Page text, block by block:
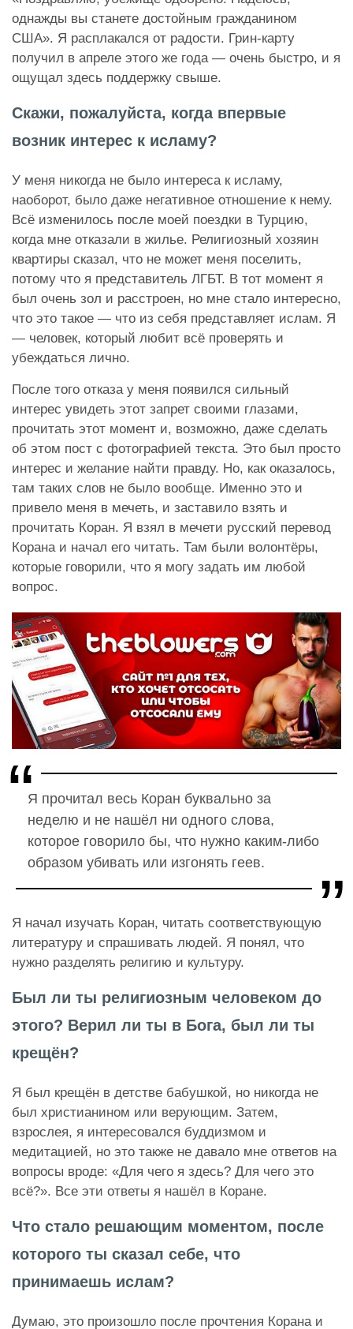
однажды вы станете достойным гражданином
США». Я расплакался от радости. Грин-карту
получил в апреле этого же года — очень быстро, и я
ощущал здесь поддержку свыше.
Скажи, пожалуйста, когда впервые
возник интерес к исламу?
У меня никогда не было интереса к исламу,
наоборот, было даже негативное отношение к нему.
Всё изменилось после моей поездки в Турцию,
когда мне отказали в жилье. Религиозный хозяин
квартиры сказал, что не может меня поселить,
потому что я представитель ЛГБТ. В тот момент я
был очень зол и расстроен, но мне стало интересно,
что это такое — что из себя представляет ислам. Я
— человек, который любит всё проверять и
убеждаться лично.
После того отказа у меня появился сильный
интерес увидеть этот запрет своими глазами,
прочитать этот момент и, возможно, даже сделать
об этом пост с фотографией текста. Это был просто
интерес и желание найти правду. Но, как оказалось,
там таких слов не было вообще. Именно это и
привело меня в мечеть, и заставило взять и
прочитать Коран. Я взял в мечети русский перевод
Корана и начал его читать. Там были волонтёры,
которые говорили, что я могу задать им любой
вопрос.
Я прочитал весь Коран буквально за
неделю и не нашёл ни одного слова,
которое говорило бы, что нужно каким-либо
образом убивать или изгонять геев.
Я начал изучать Коран, читать соответствующую
литературу и спрашивать людей. Я понял, что
нужно разделять религию и культуру.
Был ли ты религиозным человеком до
этого? Верил ли ты в Бога, был ли ты
крещён?
Я был крещён в детстве бабушкой, но никогда не
был христианином или верующим. Затем,
взрослея, я интересовался буддизмом и
медитацией, но это также не давало мне ответов на
вопросы вроде: «Для чего я здесь? Для чего это
всё?». Все эти ответы я нашёл в Коране.
Что стало решающим моментом, после
которого ты сказал себе, что
принимаешь ислам?
Думаю, это произошло после прочтения Корана и